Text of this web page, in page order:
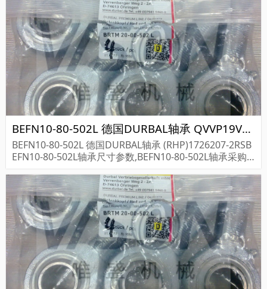
BEFN10-80-502L 德国DURBAL轴承 QVVP19V080SM QM
BEFN10-80-502L 德国DURBAL轴承 (RHP)1726207-2RSB
EFN10-80-502L轴承尺寸参数,BEFN10-80-502L轴承采购